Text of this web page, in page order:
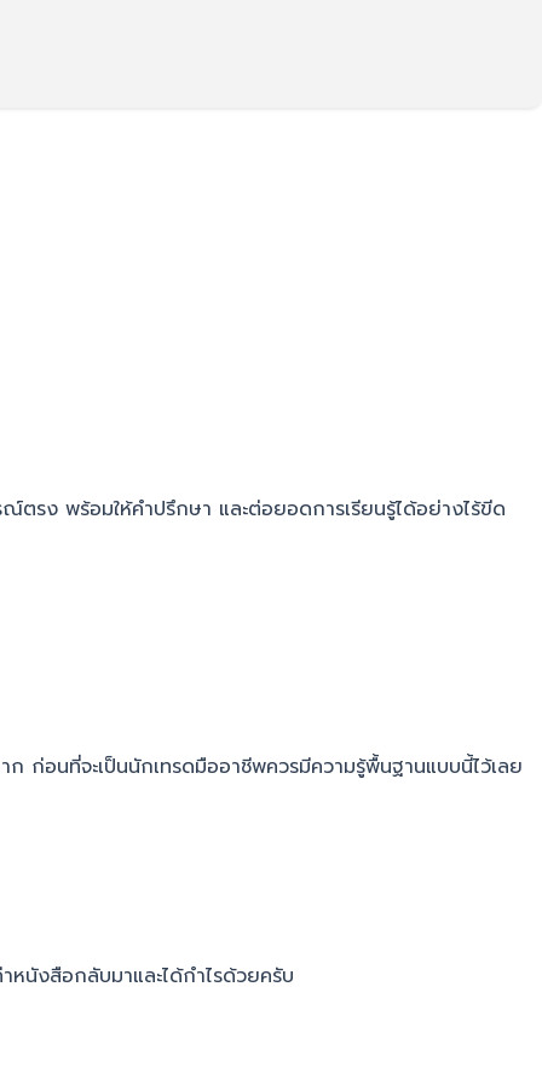
ตรง พร้อมให้คำปรึกษา และต่อยอดการเรียนรู้ได้อย่างไร้ขีด
ก่อนที่จะเป็นนักเทรดมืออาชีพควรมีความรู้พื้นฐานแบบนี้ไว้เลย
นังสือกลับมาและได้กำไรด้วยครับ